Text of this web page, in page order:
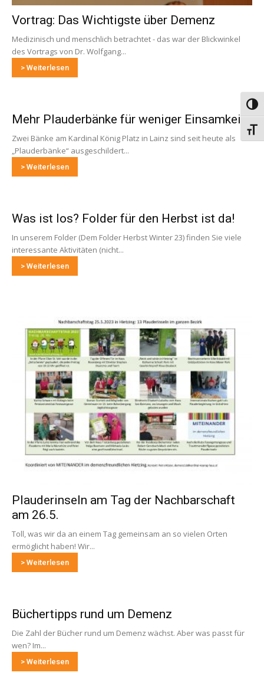
Vortrag: Das Wichtigste über Demenz
Medizinisch und menschlich betrachtet - das war der Blickwinkel
des Vortrags von Dr. Wolfgang...
> Weiterlesen
Mehr Plauderbänke für weniger Einsamkeit
Zwei Bänke am Kardinal König Platz in Lainz sind seit heute als
„Plauderbänke“ ausgeschildert...
> Weiterlesen
Was ist los? Folder für den Herbst ist da!
In unserem Folder (Dem Folder Herbst Winter 23) finden Sie viele
interessante Aktivitäten (nicht...
> Weiterlesen
Plauderinseln am Tag der Nachbarschaft
am 26.5.
Toll, was wir da an einem Tag gemeinsam an so vielen Orten
ermöglicht haben! Wir...
> Weiterlesen
Büchertipps rund um Demenz
Die Zahl der Bücher rund um Demenz wächst. Aber was passt für
wen? Im...
> Weiterlesen